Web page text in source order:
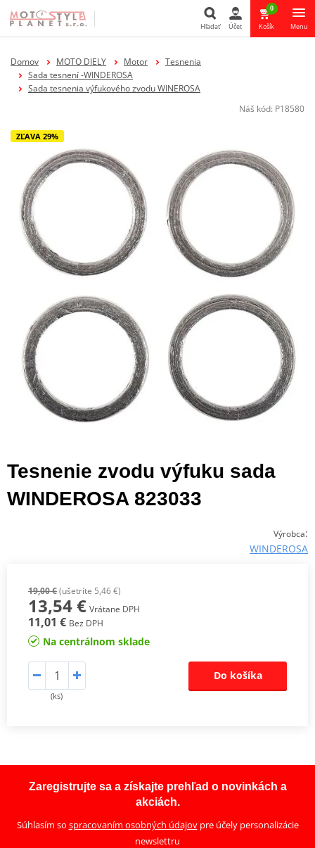
Hľadať Účet
0
Košík Menu
Domov MOTO DIELY Motor
Tesnenia
Sada tesnení -WINDEROSA
Sada tesnenia výfukového zvodu WINEROSA
Náš kód: P18580
ZĽAVA 29%
Tesnenie zvodu výfuku sada
WINDEROSA 823033
Výrobca:
WINDEROSA
19,00 €(ušetríte 5,46 €)
13,54 € Vrátane DPH
11,01 € Bez DPH
Na centrálnom sklade
(ks)
Do košíka
Zaregistrujte sa a získajte prehľad o novinkách a
akciách.
Súhlasím so spracovaním osobných údajovpre účely personalizácie
newslettru